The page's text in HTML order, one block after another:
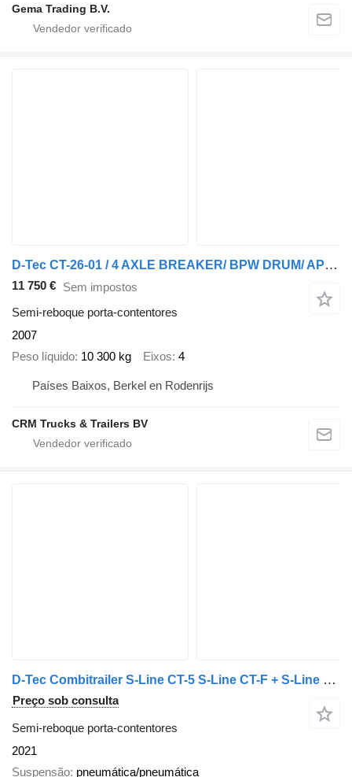
Gema Trading B.V.
D-Tec CT-26-01 / 4 AXLE BREAKER/ BPW DRUM/ APK17-01-2027
11 750 € Sem impostos
Semi-reboque porta-contentores
2007
Peso líquido 10 300 kg Eixos 4
Países Baixos, Berkel en Rodenrijs
CRM Trucks & Trailers BV
D-Tec Combitrailer S-Line CT-5 S-Line CT-F + S-Line CT-R - SAF Disc Ax
Preço sob consulta
Semi-reboque porta-contentores
2021
Suspensão pneumática/pneumática